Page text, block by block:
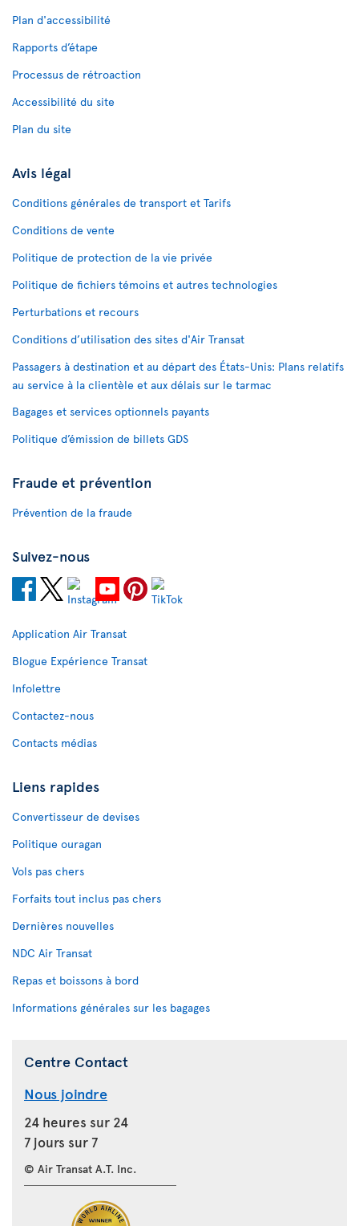
Plan d'accessibilité
Rapports d’étape
Processus de rétroaction
Accessibilité du site
Plan du site
Avis légal
Conditions générales de transport et Tarifs
Conditions de vente
Politique de protection de la vie privée
Politique de fichiers témoins et autres technologies
Perturbations et recours
Conditions d’utilisation des sites d'Air Transat
Passagers à destination et au départ des États-Unis: Plans relatifs
au service à la clientèle et aux délais sur le tarmac
Bagages et services optionnels payants
Politique d’émission de billets GDS
Fraude et prévention
Prévention de la fraude
Suivez-nous
Application Air Transat
Blogue Expérience Transat
Infolettre
Contactez-nous
Contacts médias
Liens rapides
Convertisseur de devises
Politique ouragan
Vols pas chers
Forfaits tout inclus pas chers
Dernières nouvelles
NDC Air Transat
Repas et boissons à bord
Informations générales sur les bagages
Centre Contact
Nous joindre
24 heures sur 24
7 jours sur 7
© Air Transat A.T. Inc.